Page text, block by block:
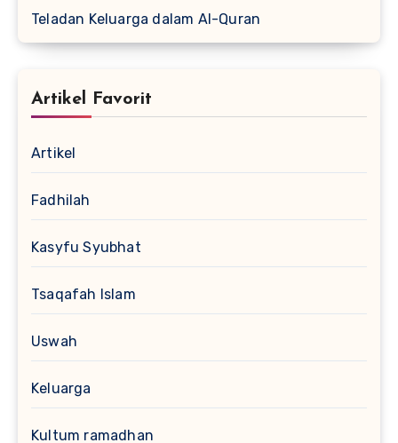
Teladan Keluarga dalam Al-Quran
Artikel Favorit
Artikel
Fadhilah
Kasyfu Syubhat
Tsaqafah Islam
Uswah
Keluarga
Kultum ramadhan